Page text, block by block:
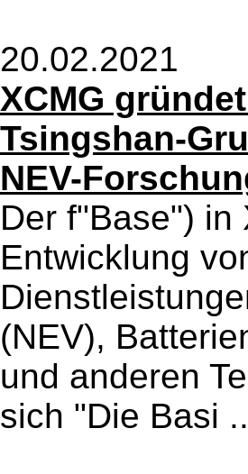
20.02.2021
XCMG
Tsingshan-
NEV-
Der f"Base")
Entwicklung
(NEV),
und anderen
sich "Die Basi